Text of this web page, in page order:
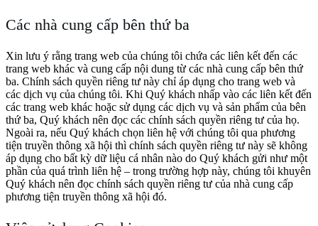
Các nhà cung cấp bên thứ ba
Xin lưu ý rằng trang web của chúng tôi chứa các liên kết đến các
trang web khác và cung cấp nội dung từ các nhà cung cấp bên thứ
ba. Chính sách quyền riêng tư này chỉ áp dụng cho trang web và
các dịch vụ của chúng tôi. Khi Quý khách nhấp vào các liên kết đến
các trang web khác hoặc sử dụng các dịch vụ và sản phẩm của bên
thứ ba, Quý khách nên đọc các chính sách quyền riêng tư của họ.
Ngoài ra, nếu Quý khách chọn liên hệ với chúng tôi qua phương
tiện truyền thông xã hội thì chính sách quyền riêng tư này sẽ không
áp dụng cho bất kỳ dữ liệu cá nhân nào do Quý khách gửi như một
phần của quá trình liên hệ – trong trường hợp này, chúng tôi khuyên
Quý khách nên đọc chính sách quyền riêng tư của nhà cung cấp
phương tiện truyền thông xã hội đó.